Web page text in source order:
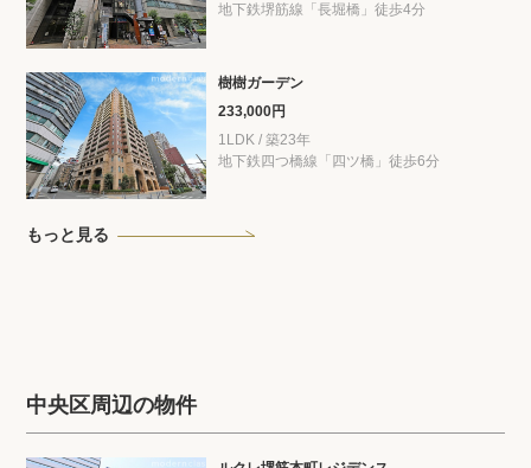
地下鉄堺筋線「長堀橋」徒歩4分
樹樹ガーデン
233,000円
1LDK / 築23年
地下鉄四つ橋線「四ツ橋」徒歩6分
もっと見る
中央区周辺の物件